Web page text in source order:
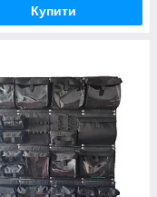
Купити